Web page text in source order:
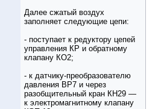
Далее сжатый воздух
заполняет следующие цепи:
- поступает к редуктору цепей
управления КР и обратному
клапану КО2;
- к датчику-преобразователю
давления ВР7 и через
разобщительный кран КН29 —
к электромагнитному клапану